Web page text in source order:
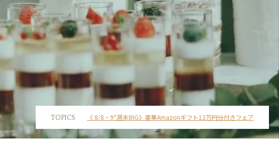
TOPICS 《 8/8・9*週末BIG》豪華Amazonギフト12万円分付きフェア